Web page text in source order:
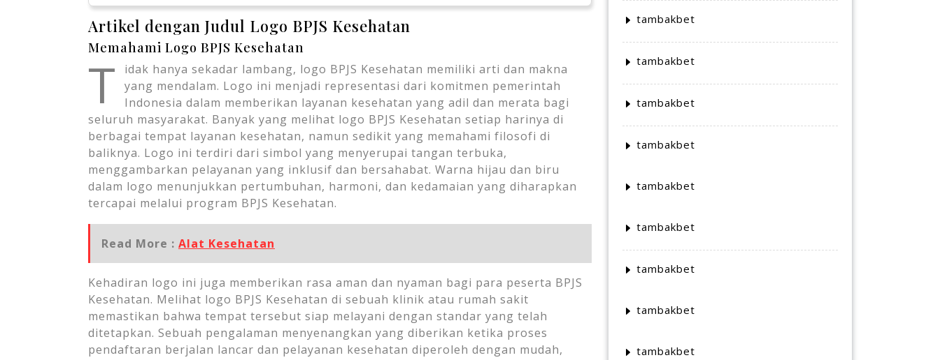
Artikel dengan Judul Logo BPJS Kesehatan
Memahami Logo BPJS Kesehatan
T
idak hanya sekadar lambang, logo BPJS Kesehatan memiliki arti dan makna
yang mendalam. Logo ini menjadi representasi dari komitmen pemerintah
Indonesia dalam memberikan layanan kesehatan yang adil dan merata bagi
seluruh masyarakat. Banyak yang melihat logo BPJS Kesehatan setiap harinya di
berbagai tempat layanan kesehatan, namun sedikit yang memahami filosofi di
baliknya. Logo ini terdiri dari simbol yang menyerupai tangan terbuka,
menggambarkan pelayanan yang inklusif dan bersahabat. Warna hijau dan biru
dalam logo menunjukkan pertumbuhan, harmoni, dan kedamaian yang diharapkan
tercapai melalui program BPJS Kesehatan.
Read More : Alat Kesehatan
Kehadiran logo ini juga memberikan rasa aman dan nyaman bagi para peserta BPJS
Kesehatan. Melihat logo BPJS Kesehatan di sebuah klinik atau rumah sakit
memastikan bahwa tempat tersebut siap melayani dengan standar yang telah
ditetapkan. Sebuah pengalaman menyenangkan yang diberikan ketika proses
pendaftaran berjalan lancar dan pelayanan kesehatan diperoleh dengan mudah,
tambakbet
tambakbet
tambakbet
tambakbet
tambakbet
tambakbet
tambakbet
tambakbet
tambakbet